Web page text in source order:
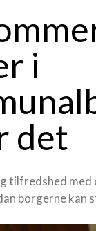
i
det
tilfredshed
borgerne kan